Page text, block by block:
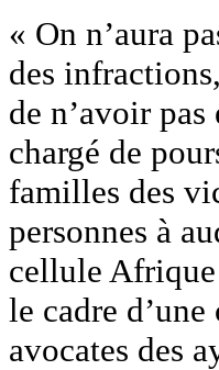
« On n’aura
des
de n’avoir
chargé de
familles des
personnes à
cellule Afrique
le cadre
avocates des